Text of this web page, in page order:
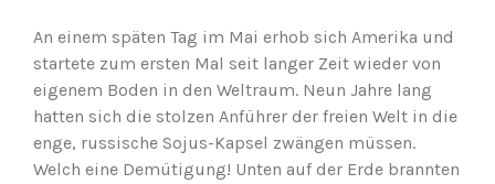
An einem späten Tag im Mai erhob sich Amerika und
startete zum ersten Mal seit langer Zeit wieder von
eigenem Boden in den Weltraum. Neun Jahre lang
hatten sich die stolzen Anführer der freien Welt in die
enge, russische Sojus-Kapsel zwängen müssen.
Welch eine Demütigung! Unten auf der Erde brannten